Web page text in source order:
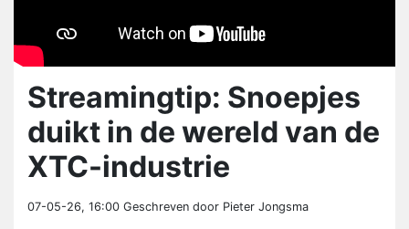
Streamingtip: Snoepjes
duikt in de wereld van de
XTC-industrie
07-05-26, 16:00 Geschreven door Pieter Jongsma